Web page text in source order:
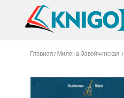
Главная Милена Завойчинская